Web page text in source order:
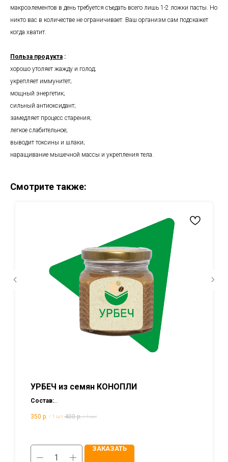
макроэлементов в день требуется съедать всего лишь 1-2 ложки пасты. Но
никто вас в количестве не ограничивает. Ваш организм сам подскажет
когда хватит.
Польза продукта :
хорошо утоляет жажду и голод;
укрепляет иммунитет;
мощный энергетик;
сильный антиоксидант;
замедляет процесс старения;
легкое слабительное;
выводит токсины и шлаки;
наращивание мышечной массы и укрепления тела.
Смотрите также:
УРБЕЧ из семян КОНОПЛИ
Состав:
Срок хранения:
Стеклянная банка.
Масса нетто:
350 р. / 1 шт 400 р. / 1 шт
ЗАКАЗАТЬ